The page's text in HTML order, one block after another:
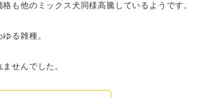
も他のミックス犬同様高騰しているようです。
る雑種。
せんでした。